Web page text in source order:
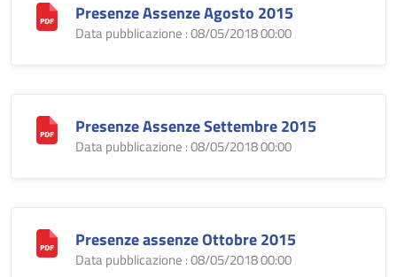
Presenze Assenze Agosto 2015
Data pubblicazione : 08/05/2018 00:00
Presenze Assenze Settembre 2015
Data pubblicazione : 08/05/2018 00:00
Presenze assenze Ottobre 2015
Data pubblicazione : 08/05/2018 00:00